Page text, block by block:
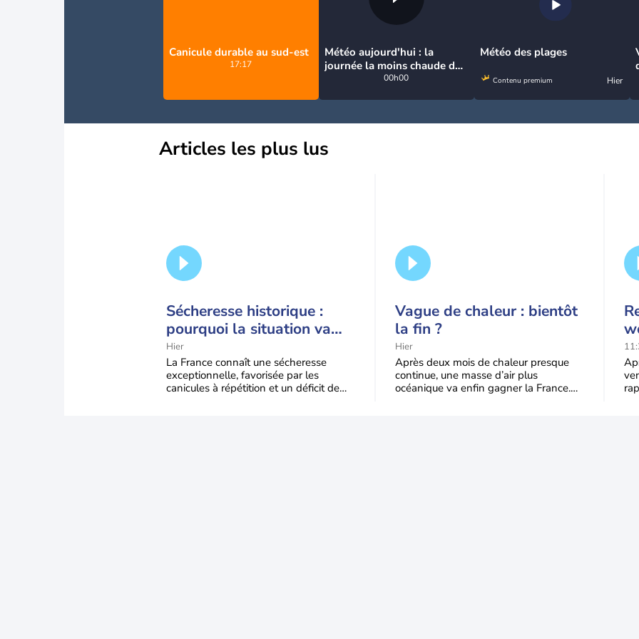
Canicule durable au sud-est
17:17
Météo aujourd'hui : la
journée la moins chaude de
la semaine, excepté près de
00h00
Météo des plages
Contenu premium Hier
Articles les plus lus
Sécheresse historique :
pourquoi la situation va
encore s'aggraver jusqu'à
la mi-août
Hier
La France connaît une sécheresse
exceptionnelle, favorisée par les
canicules à répétition et un déficit de
Vague de chaleur : bientôt
la fin ?
Hier
Après deux mois de chaleur presque
continue, une masse d’air plus
océanique va enfin gagner la France.